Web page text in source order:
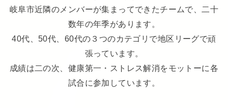
岐阜市近隣のメンバーが集まってできたチームで、二十
数年の年季があります。
40代、50代、60代の３つのカテゴリで地区リーグで頑
張っています。
成績は二の次、健康第一・ストレス解消をモットーに各
試合に参加しています。